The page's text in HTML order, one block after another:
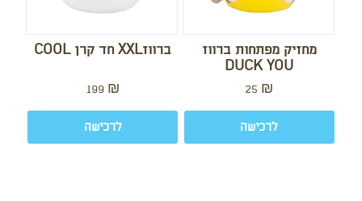
ברווזXXL חד קרן COOL
199 ₪
לרכישה
מחזיק מפתחות ברווז
DUCK YOU
25 ₪
לרכישה